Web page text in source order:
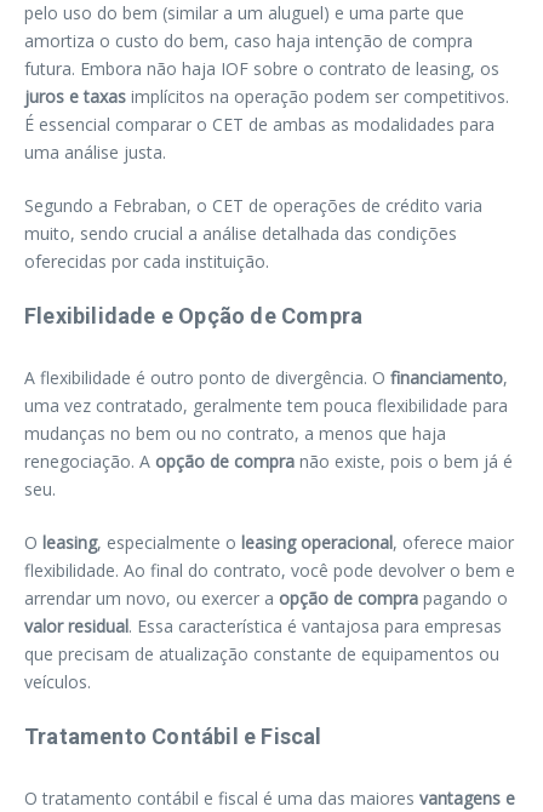
pelo uso do bem (similar a um aluguel) e uma parte que
amortiza o custo do bem, caso haja intenção de compra
futura. Embora não haja IOF sobre o contrato de leasing, os
juros e taxas implícitos na operação podem ser competitivos.
É essencial comparar o CET de ambas as modalidades para
uma análise justa.
Segundo a Febraban, o CET de operações de crédito varia
muito, sendo crucial a análise detalhada das condições
oferecidas por cada instituição.
Flexibilidade e Opção de Compra
A flexibilidade é outro ponto de divergência. O financiamento,
uma vez contratado, geralmente tem pouca flexibilidade para
mudanças no bem ou no contrato, a menos que haja
renegociação. A opção de compra não existe, pois o bem já é
seu.
O leasing, especialmente o leasing operacional, oferece maior
flexibilidade. Ao final do contrato, você pode devolver o bem e
arrendar um novo, ou exercer a opção de compra pagando o
valor residual. Essa característica é vantajosa para empresas
que precisam de atualização constante de equipamentos ou
veículos.
Tratamento Contábil e Fiscal
O tratamento contábil e fiscal é uma das maiores vantagens e